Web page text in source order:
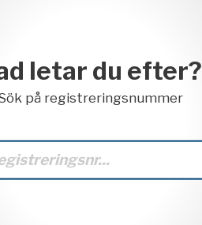
letar du efter?
på registreringsnummer